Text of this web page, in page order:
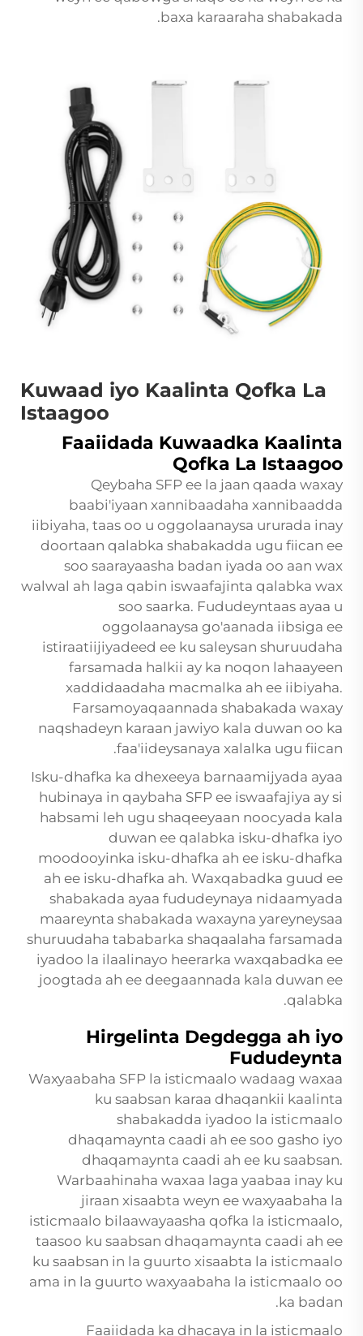
baxa karaaraha shabakada.
Kuwaad iyo Kaalinta Qofka La
Istaagoo
Faaiidada Kuwaadka Kaalinta
Qofka La Istaagoo
Qeybaha SFP ee la jaan qaada waxay
baabi'iyaan xannibaadaha xannibaadda
iibiyaha, taas oo u oggolaanaysa ururada inay
doortaan qalabka shabakadda ugu fiican ee
soo saarayaasha badan iyada oo aan wax
walwal ah laga qabin iswaafajinta qalabka wax
soo saarka. Fududeyntaas ayaa u
oggolaanaysa go'aanada iibsiga ee
istiraatiijiyadeed ee ku saleysan shuruudaha
farsamada halkii ay ka noqon lahaayeen
xaddidaadaha macmalka ah ee iibiyaha.
Farsamoyaqaannada shabakada waxay
naqshadeyn karaan jawiyo kala duwan oo ka
faa'iideysanaya xalalka ugu fiican.
Isku-dhafka ka dhexeeya barnaamijyada ayaa
hubinaya in qaybaha SFP ee iswaafajiya ay si
habsami leh ugu shaqeeyaan noocyada kala
duwan ee qalabka isku-dhafka iyo
moodooyinka isku-dhafka ah ee isku-dhafka
ah ee isku-dhafka ah. Waxqabadka guud ee
shabakada ayaa fududeynaya nidaamyada
maareynta shabakada waxayna yareyneysaa
shuruudaha tababarka shaqaalaha farsamada
iyadoo la ilaalinayo heerarka waxqabadka ee
joogtada ah ee deegaannada kala duwan ee
qalabka.
Hirgelinta Degdegga ah iyo
Fududeynta
Waxyaabaha SFP la isticmaalo wadaag waxaa
ku saabsan karaa dhaqankii kaalinta
shabakadda iyadoo la isticmaalo
dhaqamaynta caadi ah ee soo gasho iyo
dhaqamaynta caadi ah ee ku saabsan.
Warbaahinaha waxaa laga yaabaa inay ku
jiraan xisaabta weyn ee waxyaabaha la
isticmaalo bilaawayaasha qofka la isticmaalo,
taasoo ku saabsan dhaqamaynta caadi ah ee
ku saabsan in la guurto xisaabta la isticmaalo
ama in la guurto waxyaabaha la isticmaalo oo
ka badan.
Faaiidada ka dhacaya in la isticmaalo